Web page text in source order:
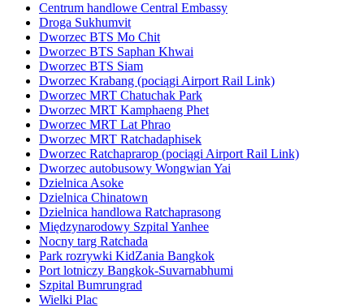
Centrum handlowe Central Embassy
Droga Sukhumvit
Dworzec BTS Mo Chit
Dworzec BTS Saphan Khwai
Dworzec BTS Siam
Dworzec Krabang (pociągi Airport Rail Link)
Dworzec MRT Chatuchak Park
Dworzec MRT Kamphaeng Phet
Dworzec MRT Lat Phrao
Dworzec MRT Ratchadaphisek
Dworzec Ratchaprarop (pociągi Airport Rail Link)
Dworzec autobusowy Wongwian Yai
Dzielnica Asoke
Dzielnica Chinatown
Dzielnica handlowa Ratchaprasong
Międzynarodowy Szpital Yanhee
Nocny targ Ratchada
Park rozrywki KidZania Bangkok
Port lotniczy Bangkok-Suvarnabhumi
Szpital Bumrungrad
Wielki Plac